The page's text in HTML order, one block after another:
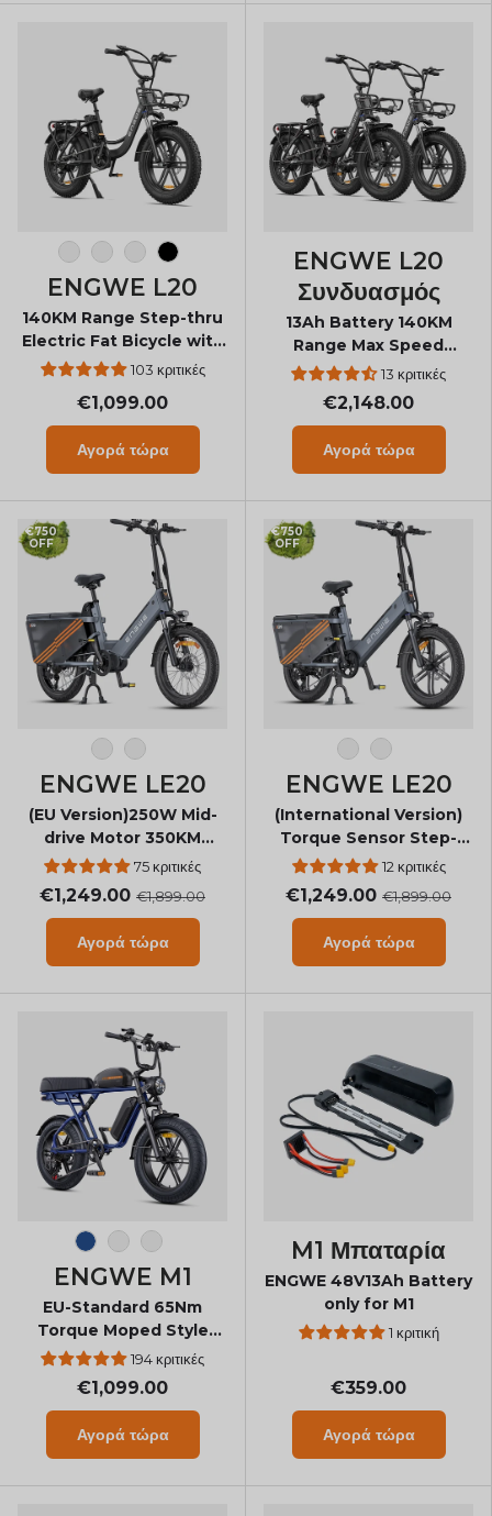
ΧιονάτηΡοζ Φλαμίνγκο
Πράσινο αβοκάντο
Onyx Black
ENGWE L20
140KM Range Step-thru
Electric Fat Bicycle with
Front Suspension
103 κριτικές
€1,099.00
Αγορά τώρα
ENGWE L20
Συνδυασμός
13Ah Battery 140KM
Range Max Speed
25Km/h Step-through
ebike
13 κριτικές
€2,148.00
Αγορά τώρα
€750
OFF
ΜπλεΓκρί
ENGWE LE20
(EU Version)250W Mid-
drive Motor 350KM
Super Long Range
Cargo E Bike
75 κριτικές
€1,249.00 €1,899.00
Αγορά τώρα
€750
OFF
ΜπλεΓκρί
ENGWE LE20
(International Version)
Torque Sensor Step-
Thru Cargo Ebike
12 κριτικές
€1,249.00 €1,899.00
Αγορά τώρα
Navy Blue
ΜαύροςΚίτρινος
ENGWE M1
EU-Standard 65Nm
Torque Moped Style
Ebike194 κριτικές
€1,099.00
Αγορά τώρα
M1 Μπαταρία
ENGWE 48V13Ah Battery
only for M1
1 κριτική
€359.00
Αγορά τώρα